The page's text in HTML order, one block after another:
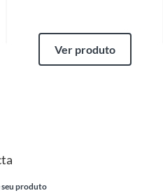
Ver produto
seu produto